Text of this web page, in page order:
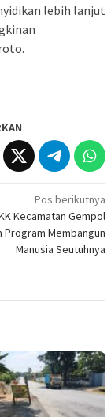
lebih lanjut
Pos berikutnya
Kecamatan Gempol
Program Membangun
Manusia Seutuhnya